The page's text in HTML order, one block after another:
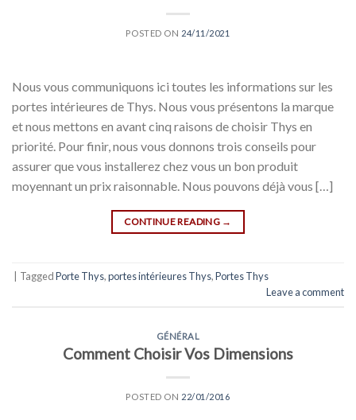
POSTED ON 24/11/2021
Nous vous communiquons ici toutes les informations sur les
portes intérieures de Thys. Nous vous présentons la marque
et nous mettons en avant cinq raisons de choisir Thys en
priorité. Pour finir, nous vous donnons trois conseils pour
assurer que vous installerez chez vous un bon produit
moyennant un prix raisonnable. Nous pouvons déjà vous […]
CONTINUE READING →
TaggedPorte Thys,portes intérieures Thys,Portes Thys
Leave a comment
GÉNÉRAL
Comment Choisir Vos Dimensions
POSTED ON 22/01/2016